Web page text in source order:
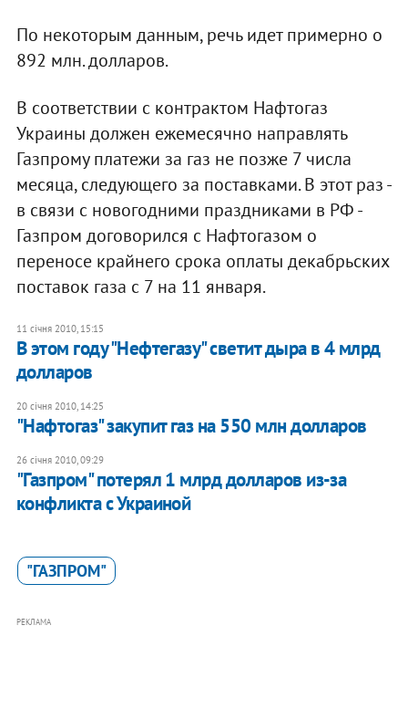
По некоторым данным, речь идет примерно о
892 млн. долларов.
В соответствии с контрактом Нафтогаз
Украины должен ежемесячно направлять
Газпрому платежи за газ не позже 7 числа
месяца, следующего за поставками. В этот раз -
в связи с новогодними праздниками в РФ -
Газпром договорился с Нафтогазом о
переносе крайнего срока оплаты декабрьских
поставок газа с 7 на 11 января.
11 січня 2010, 15:15
В этом году "Нефтегазу" светит дыра в 4 млрд
долларов
20 січня 2010, 14:25
"Нафтогаз" закупит газ на 550 млн долларов
26 січня 2010, 09:29
"Газпром" потерял 1 млрд долларов из-за
конфликта с Украиной
"ГАЗПРОМ"
РЕКЛАМА